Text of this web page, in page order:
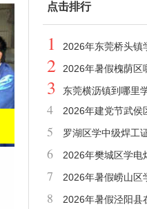
点击排行
1
2026年东莞桥头镇
里学
2
2026年暑假槐荫区
好
3 东莞横沥镇到哪里
4
2026年建党节武侯
成班
5 罗湖区学中级焊工
6
2026年樊城区学电
训班好
7
2026年暑假崂山区
哪家学校好
8
2026年暑假泾阳县